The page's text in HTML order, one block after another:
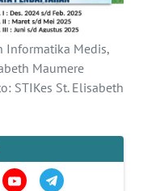
Informatika Medis,
Maumere
STIKes St. Elisabeth